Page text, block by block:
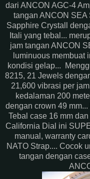
dari ANCON AGC-4
tangan ANCON
Sapphire Crystall
Itali yang tebal...
jam tangan ANCON
luminuous membuat
kondisi gelap...
8215, 21 Jewels
21,600 vibrasi per
kedalaman 200
dengan crown 49
Tebal case 16 mm
California Dial ini
manual, warranty
NATO Strap.... Cocok
tangan dengan